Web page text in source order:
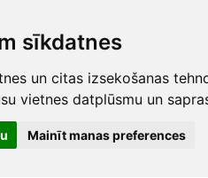
sīkdatnes
un citas izsekošanas
vietnes datplūsmu un
Mainīt manas preferences